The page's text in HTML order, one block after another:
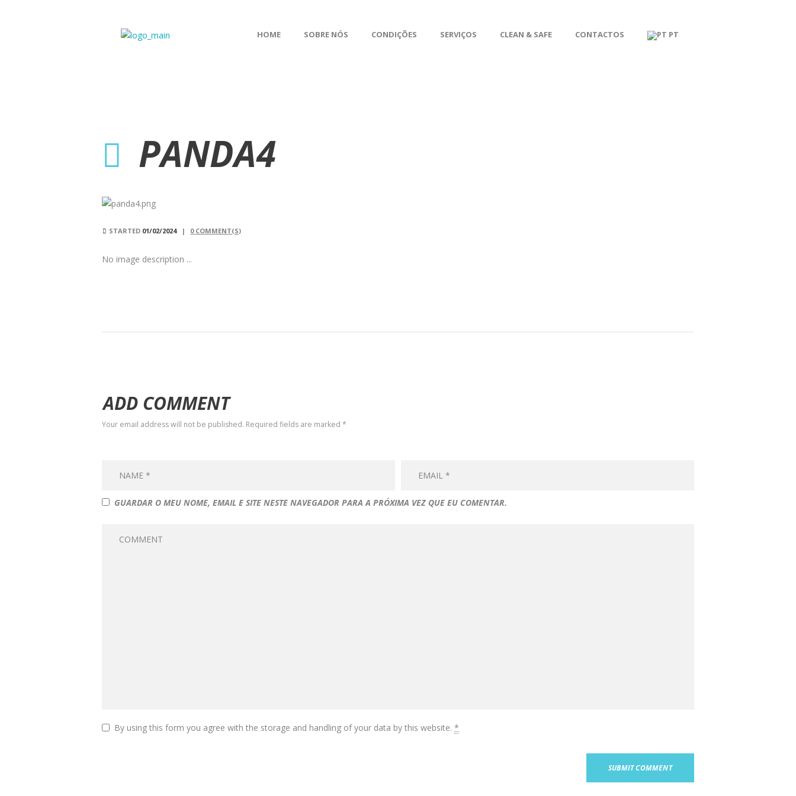
HOME SOBRE NÓS CONDIÇÕES SERVIÇOS CLEAN & SAFE CONTACTOS PT
PANDA4
STARTED 01/02/2024 0COMMENT(S)
No image description ...
ADD COMMENT
Your email address will not be published. Required fields are marked *
GUARDAR O MEU NOME, EMAIL E SITE NESTE NAVEGADOR PARA A PRÓXIMA VEZ QUE EU COMENTAR.
By using this form you agree with the storage and handling of your data by this website. *